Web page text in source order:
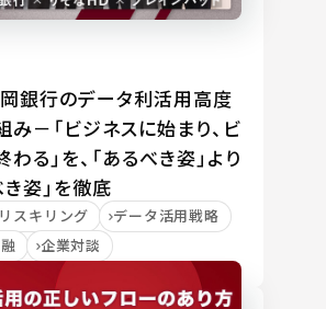
岡銀行のデータ利活用高度
み－「ビジネスに始まり、ビ
る」を、「あるべき姿」より
き姿」を徹底
スキリング
データ活用戦略
企業対談